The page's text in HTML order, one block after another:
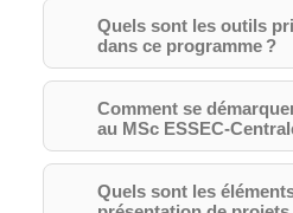
Quels sont les outils
dans ce programme ?
Comment se
au MSc ESSEC-
Quels sont les